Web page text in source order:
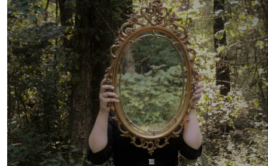
rett, brystet er bredt og dypt, og beina er kraftige, godt vinklet
og gir hunden stor utholdenhet i ulendt terreng.
Hodet til Spinone Italiano er langt og pent skulpturert, med
markerte øyenbrynsbuer som gir et uttrykksfullt og ofte litt
melankolsk ansiktsuttrykk. Nesen er vanligvis stor og kjøttfull
med godt utviklede nesebor, og snuten er nesten like lang som
skalletaket. Ørene er trekantede, lange, og henger tett inntil
hodet med avrundede kanter. Øynene har oftest en okerfarget
nyanse, og uttrykket er vennlig og intelligent.